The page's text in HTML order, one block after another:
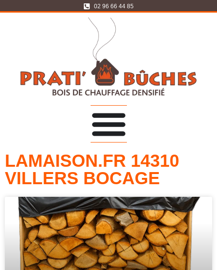
02 96 66 44 85
LAMAISON.FR 14310
VILLERS BOCAGE